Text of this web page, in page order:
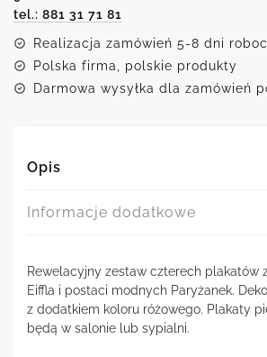
tel.: 881 31 71 81
Realizacja zamówień 5-8 dni
Polska firma, polskie produkty
Darmowa wysyłka dla zamówień
Opis
Informacje dodatkowe
Rewelacyjny zestaw czterech plakatów
Eiffla i postaci modnych Paryżanek.
z dodatkiem koloru różowego. Plakaty
będą w salonie lub sypialni.